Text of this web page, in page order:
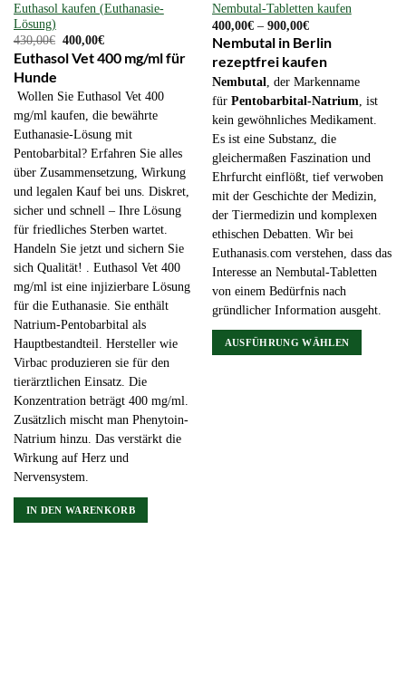
Euthasol kaufen (Euthanasie-
Lösung)
430,00€ Ursprünglicher
Preis
war:
400,00€Aktueller
Preis
ist:
Euthasol Vet 400 mg/ml für
Hunde
Wollen Sie Euthasol Vet 400
mg/ml kaufen, die bewährte
Euthanasie-Lösung mit
Pentobarbital? Erfahren Sie alles
über Zusammensetzung, Wirkung
und legalen Kauf bei uns. Diskret,
sicher und schnell – Ihre Lösung
für friedliches Sterben wartet.
Handeln Sie jetzt und sichern Sie
sich Qualität! . Euthasol Vet 400
mg/ml ist eine injizierbare Lösung
für die Euthanasie. Sie enthält
Natrium-Pentobarbital als
Hauptbestandteil. Hersteller wie
Virbac produzieren sie für den
tierärztlichen Einsatz. Die
Konzentration beträgt 400 mg/ml.
Zusätzlich mischt man Phenytoin-
Natrium hinzu. Das verstärkt die
Wirkung auf Herz und
Nervensystem.
IN DEN WARENKORB
Nembutal-Tabletten kaufen
400,00€ – 900,00€Preisspanne:
400,00€
bis
900,00€
Nembutal in Berlin
rezeptfrei kaufen
Nembutal
, der Markenname
für Pentobarbital-Natrium , ist
kein gewöhnliches Medikament.
Es ist eine Substanz, die
gleichermaßen Faszination und
Ehrfurcht einflößt, tief verwoben
mit der Geschichte der Medizin,
der Tiermedizin und komplexen
ethischen Debatten. Wir bei
Euthanasis.com verstehen, dass das
Interesse an Nembutal-Tabletten
von einem Bedürfnis nach
gründlicher Information ausgeht.
AUSFÜHRUNG WÄHLEN